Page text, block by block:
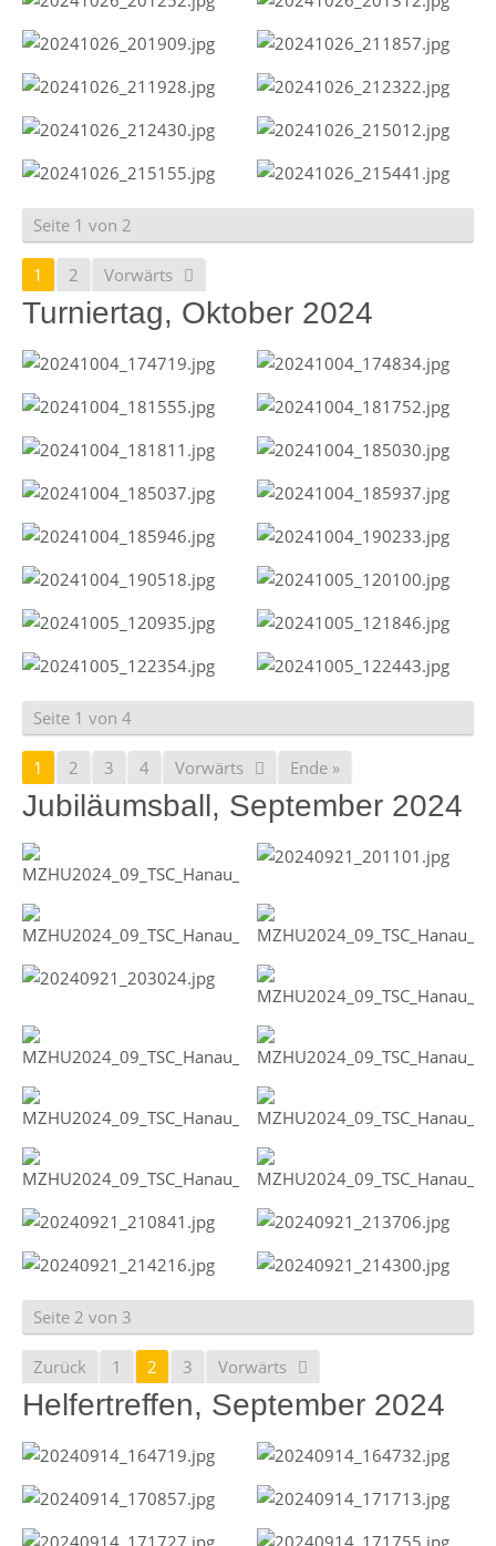
Seite 1 von 2
1 2 Vorwärts
Turniertag, Oktober 2024
Seite 1 von 4
1 2 3 4 Vorwärts Ende »
Jubiläumsball, September 2024
Seite 2 von 3
Zurück 1 2 3 Vorwärts
Helfertreffen, September 2024